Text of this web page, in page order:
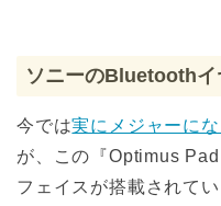
ソニーのBluetooth
今では実にメジャーに
が、この『Optimus
フェイスが搭載されて